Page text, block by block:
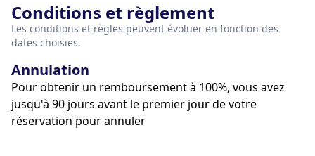
Conditions et règlement
Les conditions et règles peuvent évoluer en fonction des
dates choisies.
Annulation
Pour obtenir un remboursement à 100%, vous avez
jusqu'à 90 jours avant le premier jour de votre
réservation pour annuler